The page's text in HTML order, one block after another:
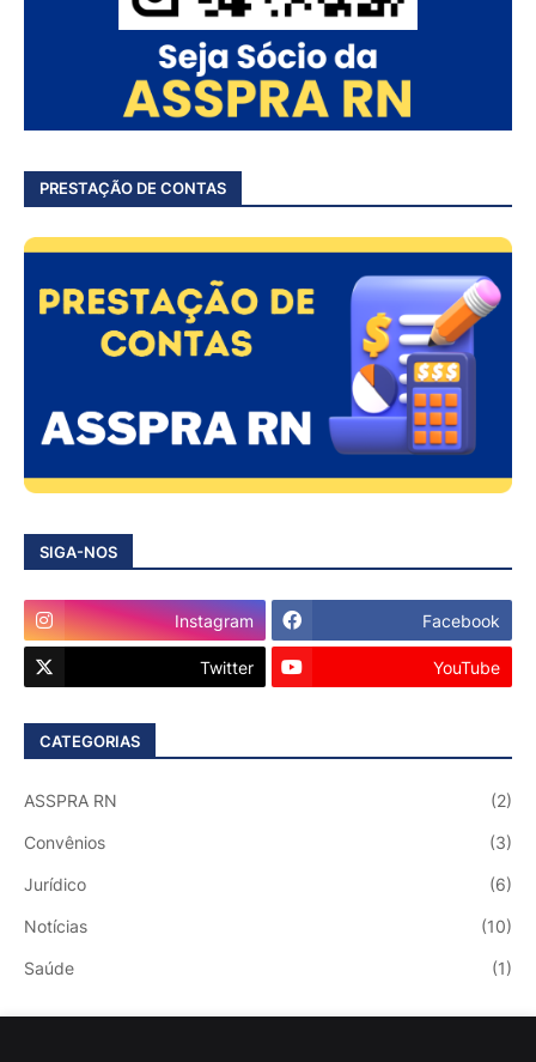
PRESTAÇÃO DE CONTAS
SIGA-NOS
Instagram Facebook
Twitter YouTube
CATEGORIAS
ASSPRA RN (2)
Convênios (3)
Jurídico (6)
Notícias (10)
Saúde (1)